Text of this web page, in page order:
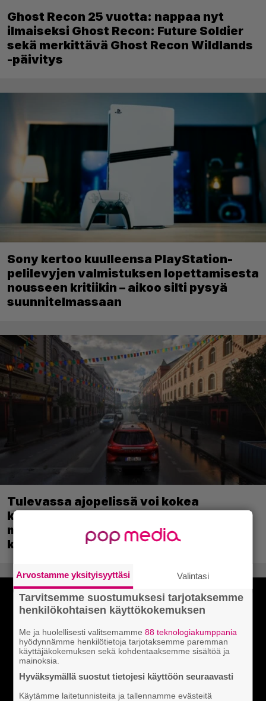
Ghost Recon 25 vuotta: nappaa nyt
ilmaiseksi Ghost Recon: Future Soldier
sekä merkittävä Ghost Recon Wildlands
-päivitys
Sony kertoo kuulleensa PlayStation-
pelilevyjen valmistuksen lopettamisesta
nousseen kritiikin – aikoo silti pysyä
suunnitelmassaan
Tulevassa ajopelissä voi kokea
kyytipalveluyrittäjän arjen – jokaisella
matkustajalla on oma hulvaton,
koskettava tai outo tarinansa
Arvostamme yksityisyyttäsi Valintasi
Tarvitsemme suostumuksesi tarjotaksemme
henkilökohtaisen käyttökokemuksen
Me ja huolellisesti valitsemamme88 teknologiakumppania
hyödynnämme henkilötietoja tarjotaksemme paremman
käyttäjäkokemuksen sekä kohdentaaksemme sisältöä ja
mainoksia.
Hyväksymällä suostut tietojesi käyttöön seuraavasti
Käytämme laitetunnisteita ja tallennamme evästeitä